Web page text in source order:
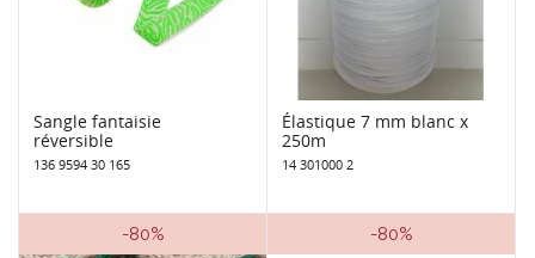
Sangle fantaisie
réversible
136 9594 30 165
Élastique 7 mm blanc x
250m
14 301000 2
-80% -80%